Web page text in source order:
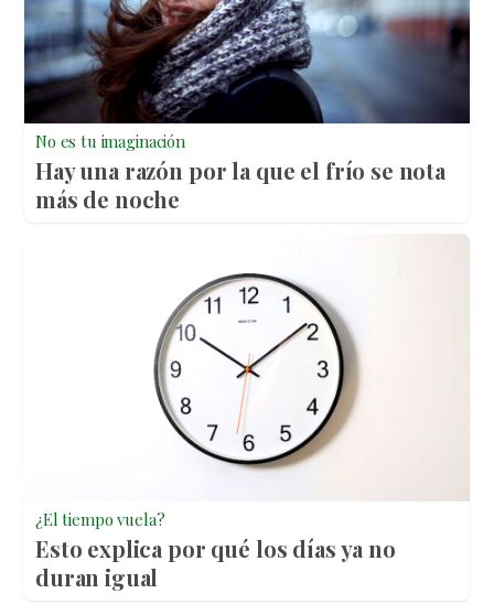
No es tu imaginación
Hay una razón por la que el frío se nota
más de noche
¿El tiempo vuela?
Esto explica por qué los días ya no
duran igual